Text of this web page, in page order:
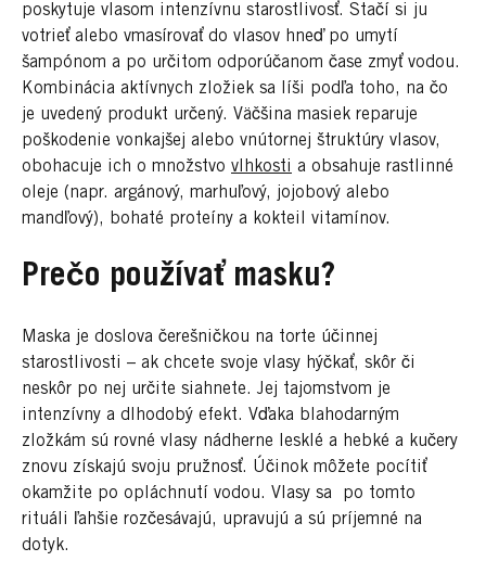
poskytuje vlasom intenzívnu starostlivosť. Stačí si ju
votrieť alebo vmasírovať do vlasov hneď po umytí
šampónom a po určitom odporúčanom čase zmyť vodou.
Kombinácia aktívnych zložiek sa líši podľa toho, na čo
je uvedený produkt určený. Väčšina masiek reparuje
poškodenie vonkajšej alebo vnútornej štruktúry vlasov,
obohacuje ich o množstvo vlhkosti a obsahuje rastlinné
oleje (napr. argánový, marhuľový, jojobový alebo
mandľový), bohaté proteíny a kokteil vitamínov.
Prečo používať masku?
Maska je doslova čerešničkou na torte účinnej
starostlivosti – ak chcete svoje vlasy hýčkať, skôr či
neskôr po nej určite siahnete. Jej tajomstvom je
intenzívny a dlhodobý efekt. Vďaka blahodarným
zložkám sú rovné vlasy nádherne lesklé a hebké a kučery
znovu získajú svoju pružnosť. Účinok môžete pocítiť
okamžite po opláchnutí vodou. Vlasy sa po tomto
rituáli ľahšie rozčesávajú, upravujú a sú príjemné na
dotyk.